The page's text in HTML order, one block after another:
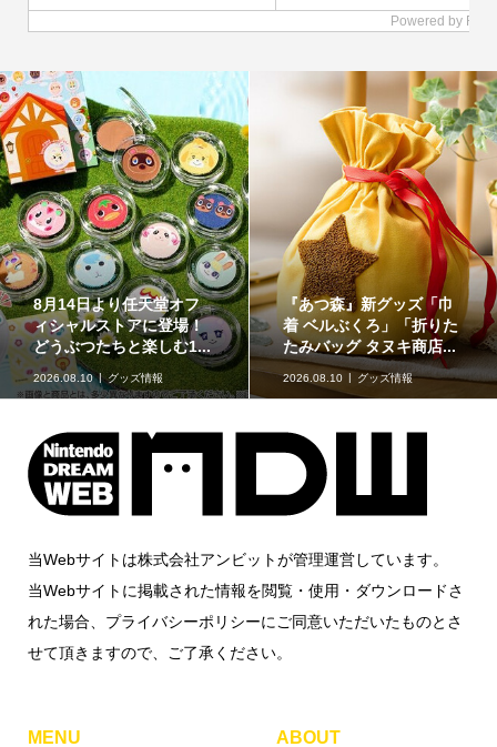
8月14日より任天堂オフ
ィシャルストアに登場！
どうぶつたちと楽しむ1...
2026.08.10 グッズ情報
『あつ森』新グッズ「巾
着 ベルぶくろ」「折りた
たみバッグ タヌキ商店...
2026.08.10 グッズ情報
当Webサイトは株式会社アンビットが管理運営しています。
当Webサイトに掲載された情報を閲覧・使用・ダウンロードさ
れた場合、プライバシーポリシーにご同意いただいたものとさ
せて頂きますので、ご了承ください。
MENU ABOUT